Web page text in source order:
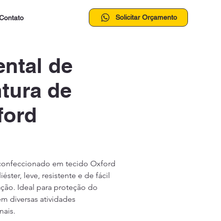
Solicitar Orçamento
de
de
em tecido Oxford
leve, resistente e de fácil
Ideal para proteção do
diversas atividades